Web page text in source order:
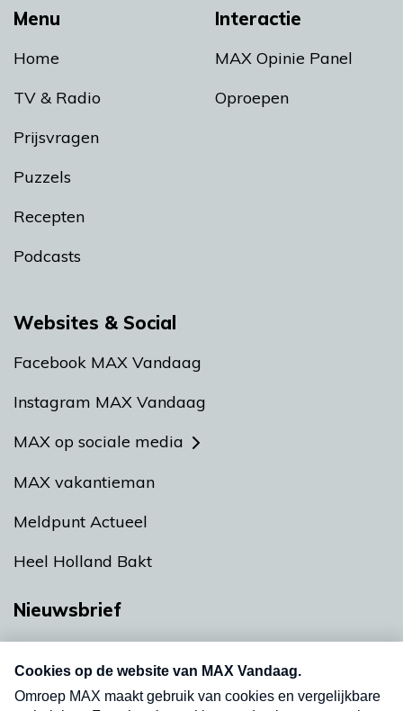
Menu
Home
TV & Radio
Prijsvragen
Puzzels
Recepten
Podcasts
Interactie
MAX Opinie Panel
Oproepen
Websites & Social
Facebook MAX Vandaag
Instagram MAX Vandaag
MAX op sociale media
MAX vakantieman
Meldpunt Actueel
Heel Holland Bakt
Nieuwsbrief
nieuwsbrief. Elke vrijdag- en dinsdagochtend in
uw mailbox.